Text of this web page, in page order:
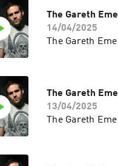
The Gareth
14/04/2025
The Gareth
The Gareth
13/04/2025
The Gareth